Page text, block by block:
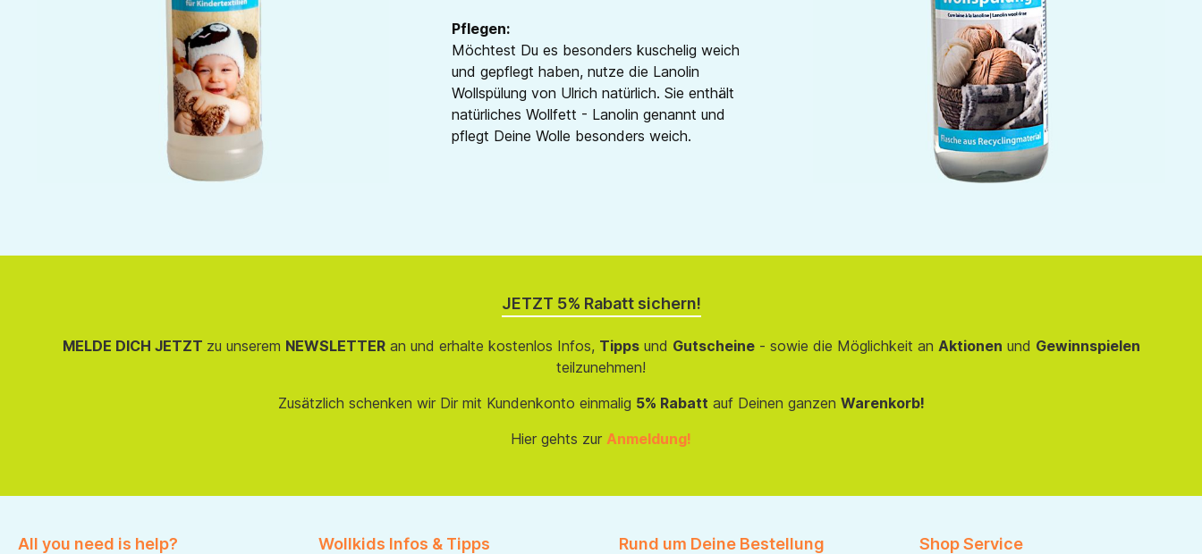
Pflegen:
Möchtest Du es besonders kuschelig weich
und gepflegt haben, nutze die Lanolin
Wollspülung von Ulrich natürlich. Sie enthält
natürliches Wollfett - Lanolin genannt und
pflegt Deine Wolle besonders weich.
JETZT 5% Rabatt sichern!
MELDE DICH JETZT zu unserem NEWSLETTERan und erhalte kostenlos Infos, Tippsund Gutscheine- sowie die Möglichkeit an Aktionen und Gewinnspielen
teilzunehmen!
Zusätzlich schenken wir Dir mit Kundenkonto einmalig 5% Rabatt auf Deinen ganzen Warenkorb!
Hier gehts zur Anmeldung!
All you need is help? Wollkids Infos & Tipps Rund um Deine Bestellung Shop Service